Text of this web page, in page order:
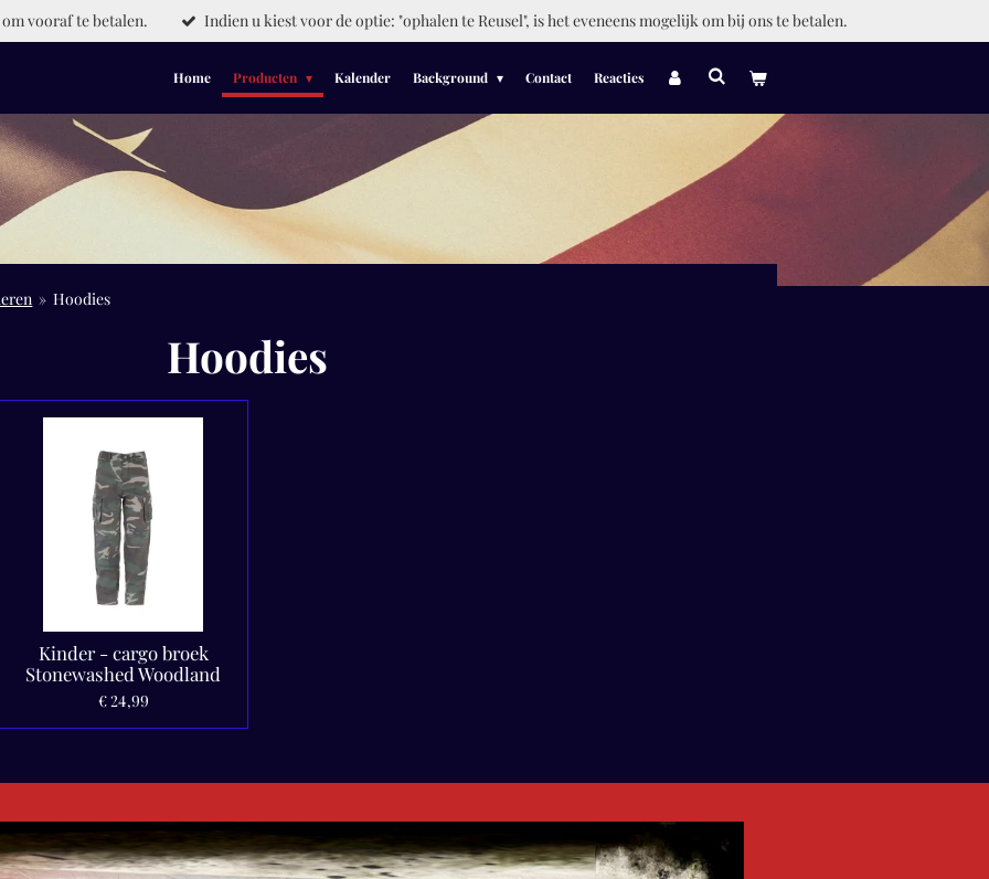
vooraf te betalen. Indien u kiest voor de optie: "ophalen te Reusel", is het eveneens mogelijk om bij ons te betalen.
Home Producten Kalender Background Contact Reacties
» Hoodies
Hoodies
Kinder - cargo broek
Stonewashed Woodland
€ 24,99